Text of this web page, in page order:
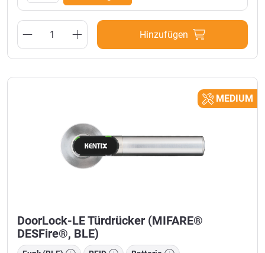
Hinzufügen
MEDIUM
DoorLock-LE Türdrücker (MIFARE®
DESFire®, BLE)